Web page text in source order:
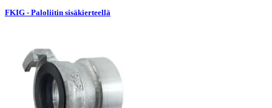
FKIG - Paloliitin sisäkierteellä